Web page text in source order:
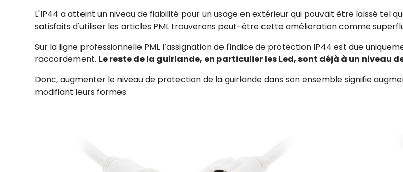
L'IP44 a atteint un niveau de fiabilité pour un usage en extérieur qui pouvait être laissé tel
satisfaits d'utiliser les articles PML trouverons peut-être cette amélioration comme
Sur la ligne professionnelle PML l’assignation de l'indice de protection IP44 est due
raccordement. Le reste de la guirlande, en particulier les Led, sont déjà à un niveau
Donc, augmenter le niveau de protection de la guirlande dans son ensemble signifie
modifiant leurs formes.